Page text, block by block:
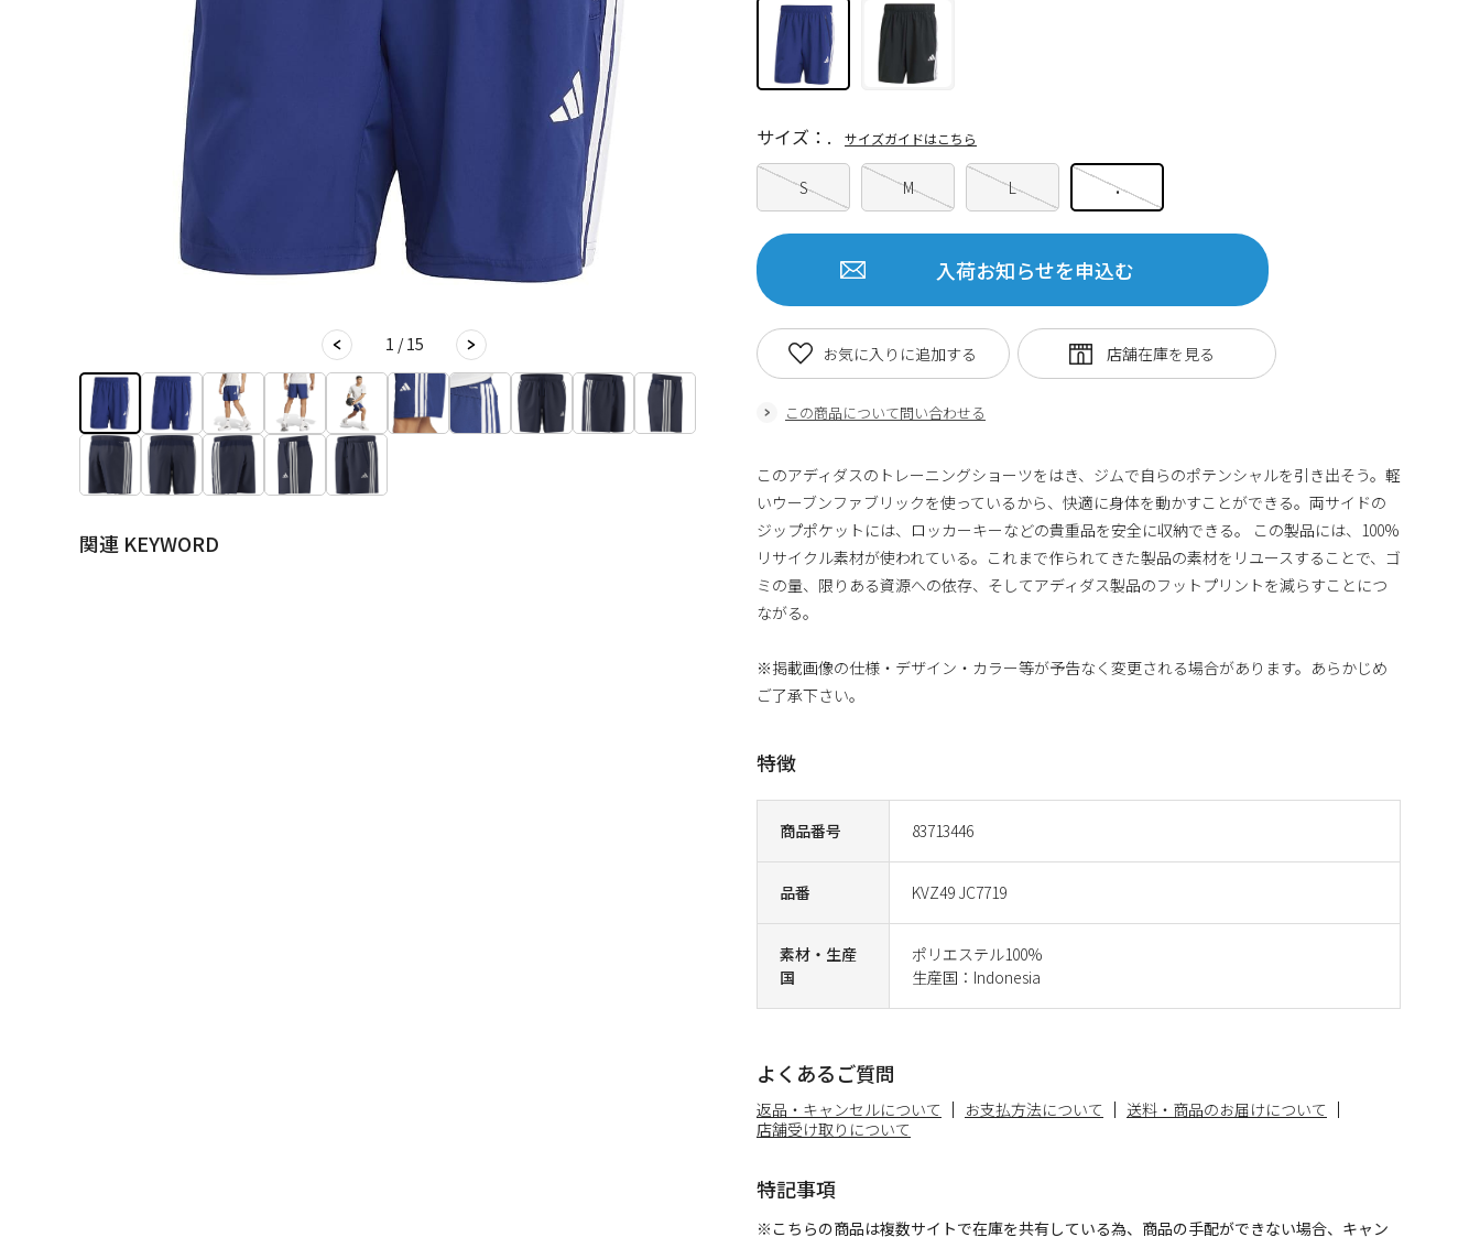
1 / 15
関連 KEYWORD
商品番号 83713446
品番 KVZ49 JC7719
素材・生産
国
ポリエステル100%
生産国：Indonesia
S M L .
サイズ：. サイズガイドはこちら
入荷お知らせを申込む
この商品について問い合わせる
お気に入りに追加する
このアディダスのトレーニングショーツをはき、ジムで自らのポテンシャルを引き出そう。軽
いウーブンファブリックを使っているから、快適に身体を動かすことができる。両サイドの
ジップポケットには、ロッカーキーなどの貴重品を安全に収納できる。 この製品には、100%
リサイクル素材が使われている。これまで作られてきた製品の素材をリユースすることで、ゴ
ミの量、限りある資源への依存、そしてアディダス製品のフットプリントを減らすことにつ
ながる。
※掲載画像の仕様・デザイン・カラー等が予告なく変更される場合があります。あらかじめ
ご了承下さい。
特徴
よくあるご質問
返品・キャンセルについて お支払方法について
送料・商品のお届けについて
店舗受け取りについて
特記事項
※こちらの商品は複数サイトで在庫を共有している為、商品の手配ができない場合、キャン